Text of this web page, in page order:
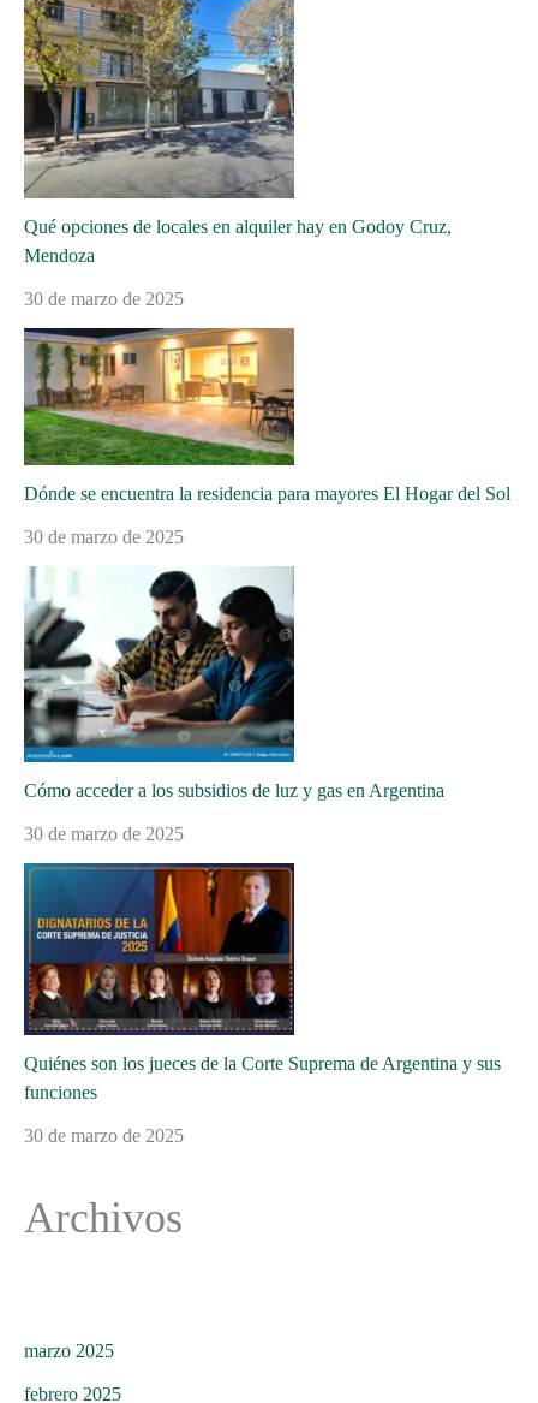
Qué opciones de locales en alquiler hay en Godoy Cruz,
Mendoza
30 de marzo de 2025
Dónde se encuentra la residencia para mayores El Hogar del Sol
30 de marzo de 2025
Cómo acceder a los subsidios de luz y gas en Argentina
30 de marzo de 2025
Quiénes son los jueces de la Corte Suprema de Argentina y sus
funciones
30 de marzo de 2025
Archivos
marzo 2025
febrero 2025